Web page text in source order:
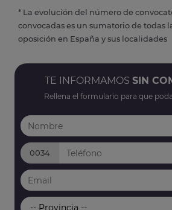
* La evolución del número de
convocadas es un sumatorio de todas
oposición en España y sus localidades
TE INFORMAMOS SIN
Rellena el formulario para que
0034